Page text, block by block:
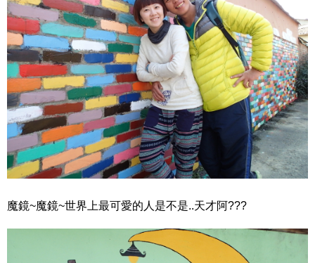
魔鏡~魔鏡~世界上最可愛的人是不是..天才阿???